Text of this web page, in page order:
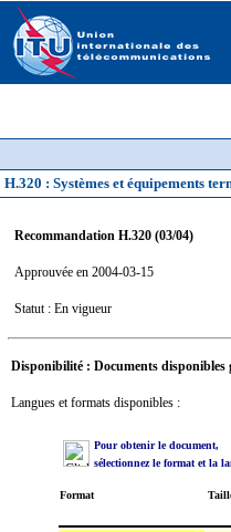
H.320 : Systèmes et équipements
Recommandation H.320 (03/04)
Approuvée en 2004-03-15
Statut : En vigueur
Disponibilité : Documents disponibles
Langues et formats disponibles :
Pour obtenir le document,
sélectionnez le format et la
Format